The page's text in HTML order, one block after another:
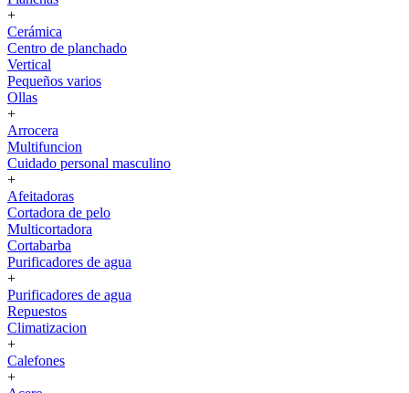
+
Cerámica
Centro de planchado
Vertical
Pequeños varios
Ollas
+
Arrocera
Multifuncion
Cuidado personal masculino
+
Afeitadoras
Cortadora de pelo
Multicortadora
Cortabarba
Purificadores de agua
+
Purificadores de agua
Repuestos
Climatizacion
+
Calefones
+